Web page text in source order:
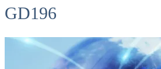
GD196